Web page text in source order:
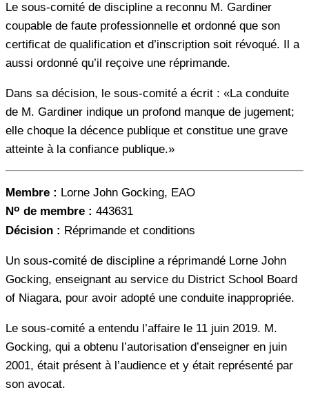
Le sous-comité de discipline a reconnu M. Gardiner
coupable de faute professionnelle et ordonné que son
certificat de qualification et d’inscription soit révoqué. Il a
aussi ordonné qu’il reçoive une réprimande.
Dans sa décision, le sous-comité a écrit : «La conduite
de M. Gardiner indique un profond manque de jugement;
elle choque la décence publique et constitue une grave
atteinte à la confiance publique.»
Membre : Lorne John Gocking, EAO
No de membre : 443631
Décision : Réprimande et conditions
Un sous-comité de discipline a réprimandé Lorne John
Gocking, enseignant au service du District School Board
of Niagara, pour avoir adopté une conduite inappropriée.
Le sous-comité a entendu l’affaire le 11 juin 2019. M.
Gocking, qui a obtenu l’autorisation d’enseigner en juin
2001, était présent à l’audience et y était représenté par
son avocat.